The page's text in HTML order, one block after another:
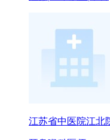
江苏省中医院江北